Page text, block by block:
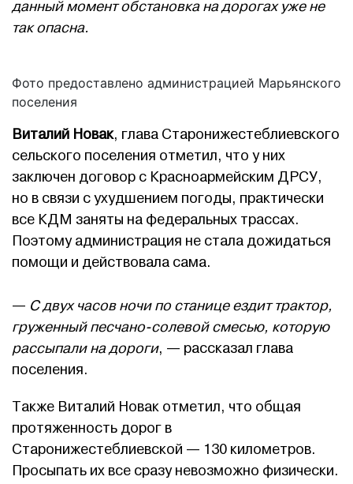
данный момент обстановка на дорогах уже не
так опасна.
Фото предоставлено администрацией Марьянского
поселения
Виталий Новак, глава Старонижестеблиевского
сельского поселения отметил, что у них
заключен договор с Красноармейским ДРСУ,
но в связи с ухудшением погоды, практически
все КДМ заняты на федеральных трассах.
Поэтому администрация не стала дожидаться
помощи и действовала сама.
— С двух часов ночи по станице ездит трактор,
груженный песчано-солевой смесью, которую
рассыпали на дороги, — рассказал глава
поселения.
Также Виталий Новак отметил, что общая
протяженность дорог в
Старонижестеблиевской — 130 километров.
Просыпать их все сразу невозможно физически.